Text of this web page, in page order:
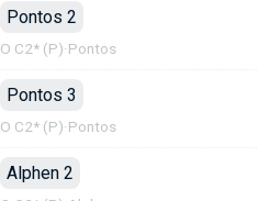
Pontos 2
O C2* (P)·Pontos
Pontos 3
O C2* (P)·Pontos
Alphen 2